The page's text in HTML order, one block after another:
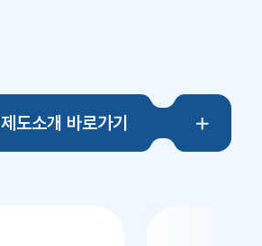
제도소개 바로가기